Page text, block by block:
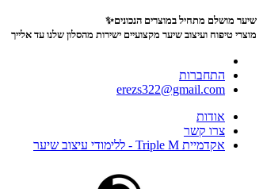
שיער מושלם מתחיל במוצרים הנכונים✨
מוצרי טיפוח ועיצוב שיער מקצועיים ישירות מהסלון שלנו עד אלייך
התחברות
erezs322@gmail.com
אודות
צרו קשר
אקדמיית Triple M - ללימודי עיצוב שיער